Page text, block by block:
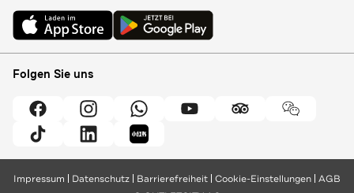
Folgen Sie uns
Impressum Datenschutz Barrierefreiheit Cookie-Einstellungen AGB